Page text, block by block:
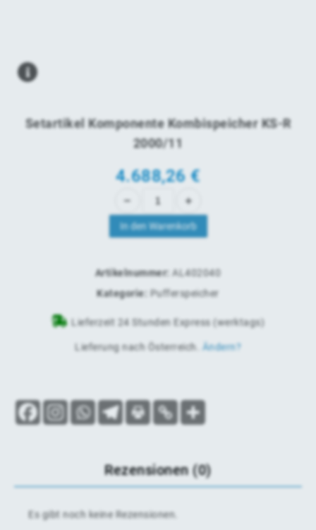
Setartikel Komponente Kombispeicher KS-R
2000/11
4.688,26€
In den Warenkorb
Artikelnummer: AL402040
Kategorie:
Pufferspeicher
Lieferzeit 24 Stunden Express (werktags)
Lieferung nach Österreich Ändern?
Rezensionen (0)
Es gibt noch keine Rezensionen.